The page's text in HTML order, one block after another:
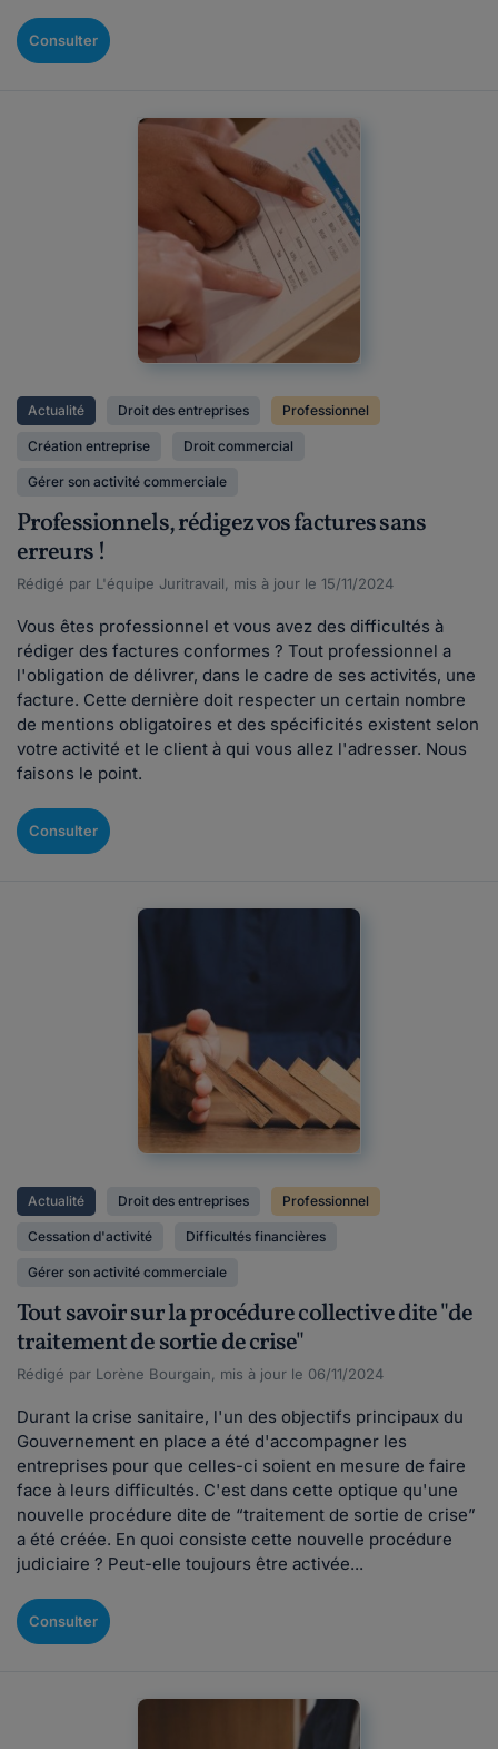
Consulter
Actualité Droit des entreprises Professionnel
Création entreprise Droit commercial
Gérer son activité commerciale
Professionnels, rédigez vos factures sans
erreurs !
Rédigé par L'équipe Juritravail, mis à jour le 15/11/2024
Vous êtes professionnel et vous avez des difficultés à
rédiger des factures conformes ? Tout professionnel a
l'obligation de délivrer, dans le cadre de ses activités, une
facture. Cette dernière doit respecter un certain nombre
de mentions obligatoires et des spécificités existent selon
votre activité et le client à qui vous allez l'adresser. Nous
faisons le point.
Consulter
Actualité Droit des entreprises Professionnel
Cessation d'activité Difficultés financières
Gérer son activité commerciale
Tout savoir sur la procédure collective dite "de
traitement de sortie de crise"
Rédigé par Lorène Bourgain, mis à jour le 06/11/2024
Durant la crise sanitaire, l'un des objectifs principaux du
Gouvernement en place a été d'accompagner les
entreprises pour que celles-ci soient en mesure de faire
face à leurs difficultés. C'est dans cette optique qu'une
nouvelle procédure dite de “traitement de sortie de crise”
a été créée. En quoi consiste cette nouvelle procédure
judiciaire ? Peut-elle toujours être activée...
Consulter